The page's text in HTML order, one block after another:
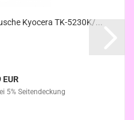
Kyocera TK-5230K/...
EUR
5% Seitendeckung